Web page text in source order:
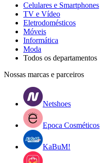
Celulares e Smartphones
TV e Vídeo
Eletrodomésticos
Móveis
Informática
Moda
Todos os departamentos
Nossas marcas e parceiros
Netshoes
Epoca Cosméticos
KaBuM!